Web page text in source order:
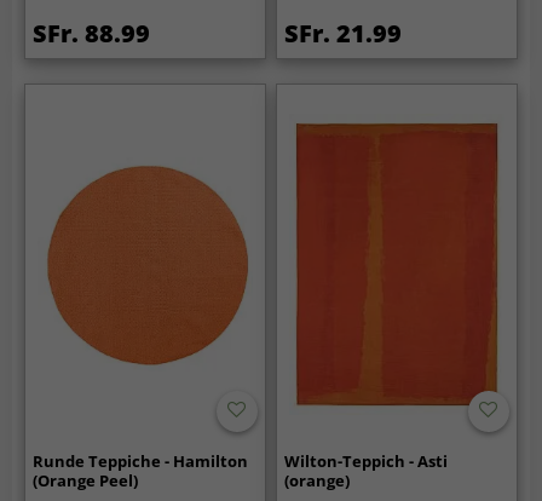
SFr. 88.99 SFr. 21.99
Runde Teppiche - Hamilton
(Orange Peel)
Wilton-Teppich - Asti
(orange)